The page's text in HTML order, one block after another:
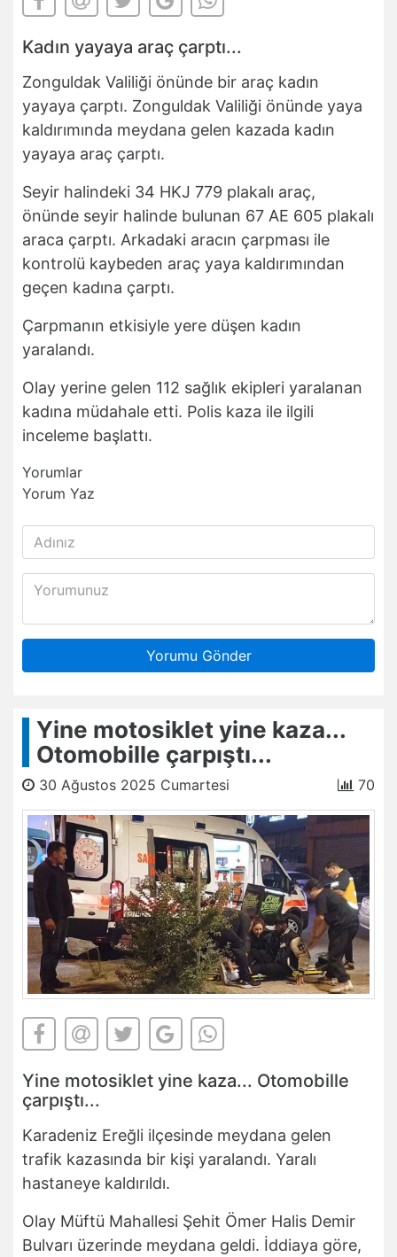
Kadın yayaya araç çarptı...
Zonguldak Valiliği önünde bir araç kadın
yayaya çarptı. Zonguldak Valiliği önünde yaya
kaldırımında meydana gelen kazada kadın
yayaya araç çarptı.
Seyir halindeki 34 HKJ 779 plakalı araç,
önünde seyir halinde bulunan 67 AE 605 plakalı
araca çarptı. Arkadaki aracın çarpması ile
kontrolü kaybeden araç yaya kaldırımından
geçen kadına çarptı.
Çarpmanın etkisiyle yere düşen kadın
yaralandı.
Olay yerine gelen 112 sağlık ekipleri yaralanan
kadına müdahale etti. Polis kaza ile ilgili
inceleme başlattı.
Yorumlar
Yorum Yaz
Yorumu Gönder
Yine motosiklet yine kaza...
Otomobille çarpıştı...
30 Ağustos 2025 Cumartesi 70
Yine motosiklet yine kaza... Otomobille
çarpıştı...
Karadeniz Ereğli ilçesinde meydana gelen
trafik kazasında bir kişi yaralandı. Yaralı
hastaneye kaldırıldı.
Olay Müftü Mahallesi Şehit Ömer Halis Demir
Bulvarı üzerinde meydana geldi. İddiaya göre,